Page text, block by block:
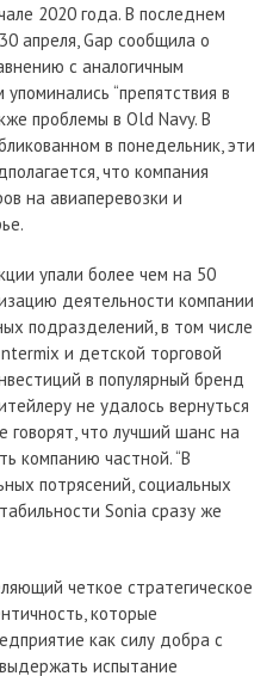
2020 года. В последнем
апреля, Gap сообщила о
с аналогичным
“препятствия в
проблемы в Old Navy. В
в понедельник, эти
что компания
на авиаперевозки и
упали более чем на 50
деятельности компании
подразделений, в том числе
и детской торговой
в популярный бренд
не удалось вернуться
говорят, что лучший шанс на
компанию частной. “В
потрясений, социальных
Sonia сразу же
четкое стратегическое
которые
как силу добра с
испытание